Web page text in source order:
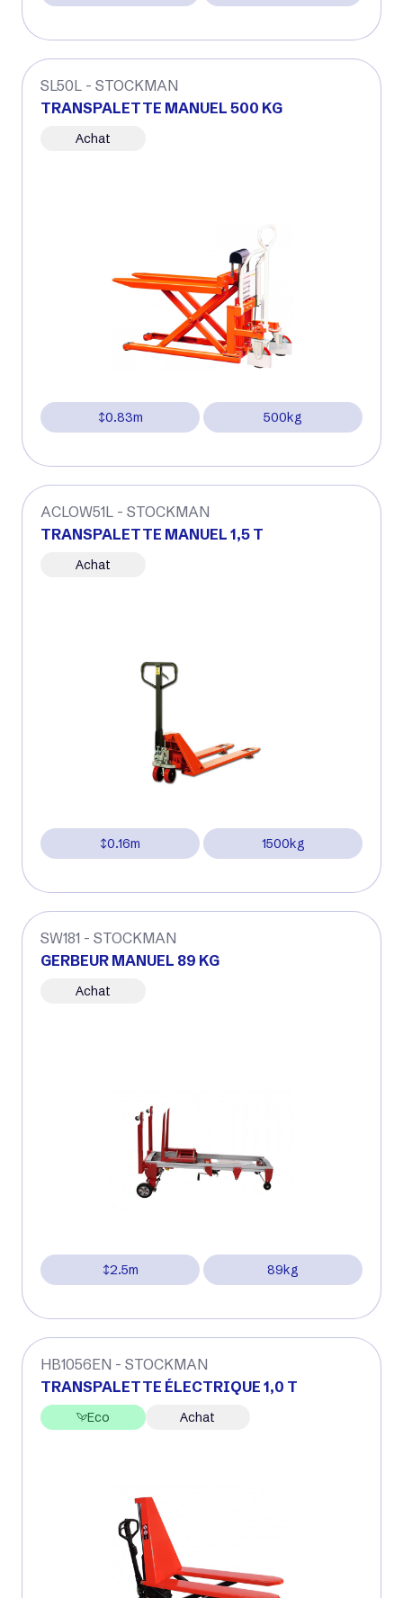
SL50L - STOCKMAN
TRANSPALETTE MANUEL 500 KG
Achat
0.83m 500kg
ACLOW51L - STOCKMAN
TRANSPALETTE MANUEL 1,5 T
Achat
0.16m 1500kg
SW181 - STOCKMAN
GERBEUR MANUEL 89 KG
Achat
2.5m 89kg
HB1056EN - STOCKMAN
TRANSPALETTE ÉLECTRIQUE 1,0 T
Eco Achat